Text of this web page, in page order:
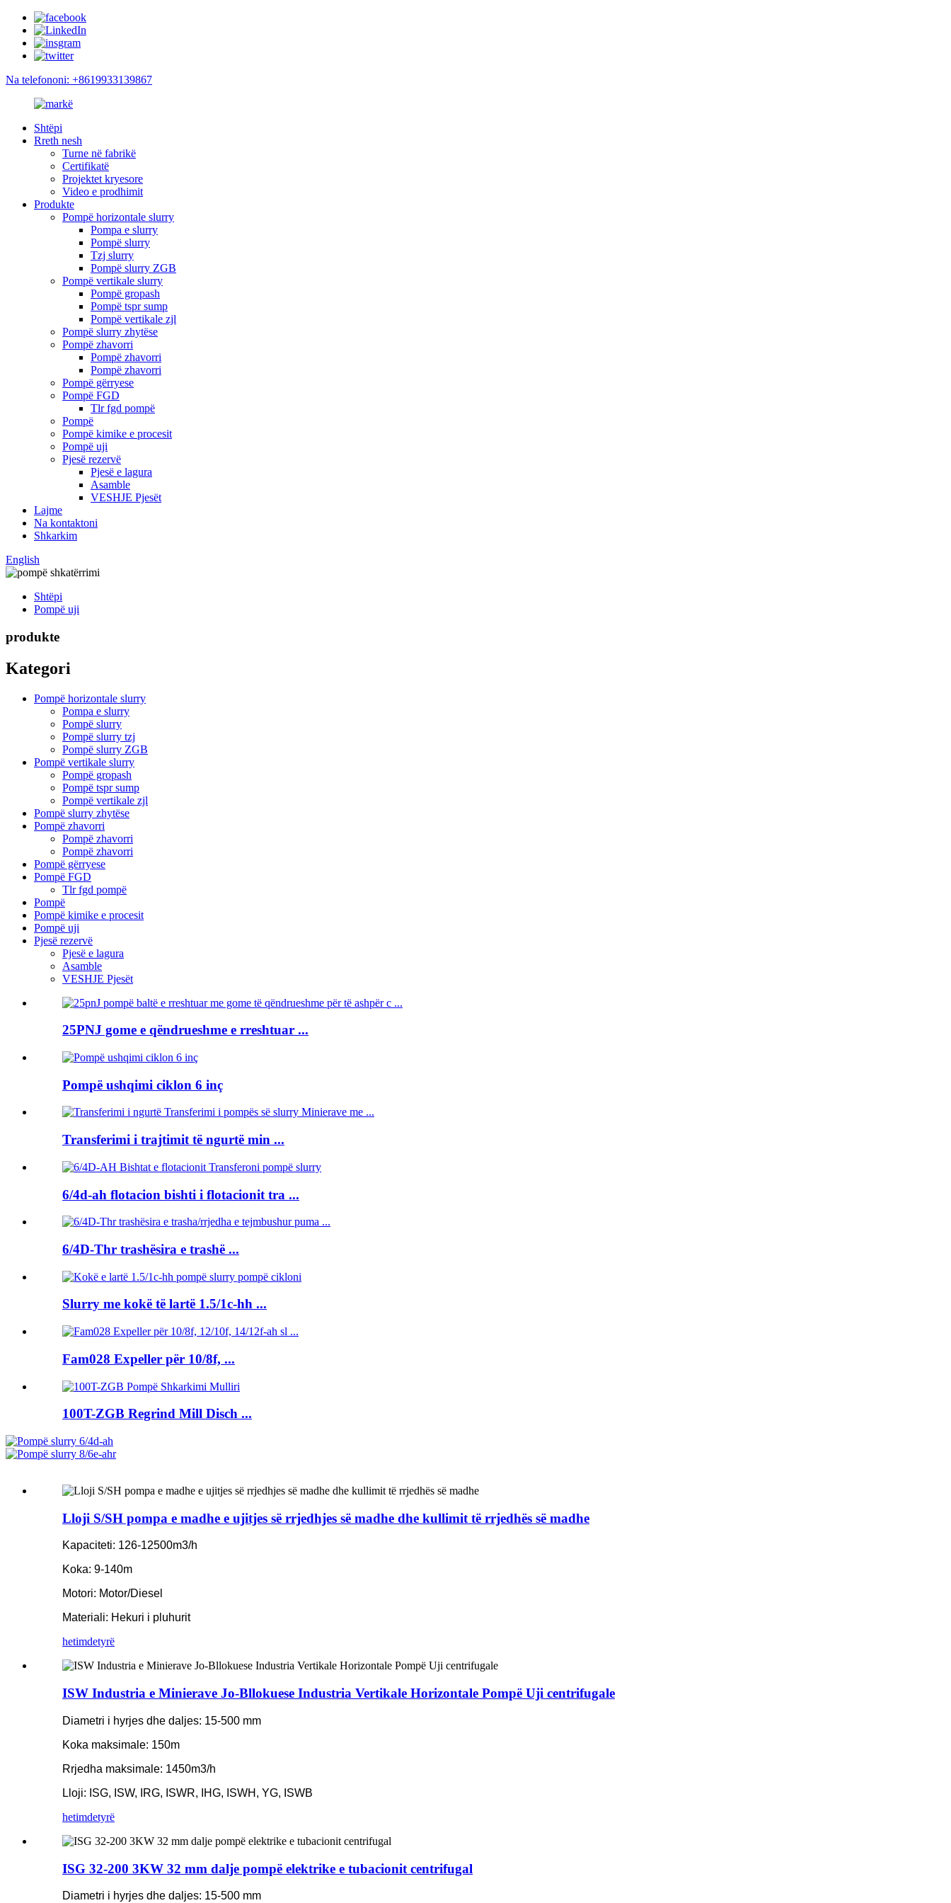
Na telefononi: +8619933139867
Shtëpi
Rreth nesh
Turne në fabrikë
Certifikatë
Projektet kryesore
Video e prodhimit
Produkte
Pompë horizontale slurry
Pompa e slurry
Pompë slurry
Tzj slurry
Pompë slurry ZGB
Pompë vertikale slurry
Pompë gropash
Pompë tspr sump
Pompë vertikale zjl
Pompë slurry zhytëse
Pompë zhavorri
Pompë zhavorri
Pompë zhavorri
Pompë gërryese
Pompë FGD
Tlr fgd pompë
Pompë
Pompë kimike e procesit
Pompë uji
Pjesë rezervë
Pjesë e lagura
Asamble
VESHJE Pjesët
Lajme
Na kontaktoni
Shkarkim
English
Shtëpi
Pompë uji
produkte
Kategori
Pompë horizontale slurry
Pompa e slurry
Pompë slurry
Pompë slurry tzj
Pompë slurry ZGB
Pompë vertikale slurry
Pompë gropash
Pompë tspr sump
Pompë vertikale zjl
Pompë slurry zhytëse
Pompë zhavorri
Pompë zhavorri
Pompë zhavorri
Pompë gërryese
Pompë FGD
Tlr fgd pompë
Pompë
Pompë kimike e procesit
Pompë uji
Pjesë rezervë
Pjesë e lagura
Asamble
VESHJE Pjesët
25PNJ gome e qëndrueshme e rreshtuar ...
Pompë ushqimi ciklon 6 inç
Transferimi i trajtimit të ngurtë min ...
6/4d-ah flotacion bishti i flotacionit tra ...
6/4D-Thr trashësira e trashë ...
Slurry me kokë të lartë 1.5/1c-hh ...
Fam028 Expeller për 10/8f, ...
100T-ZGB Regrind Mill Disch ...
Lloji S/SH pompa e madhe e ujitjes së rrjedhjes së madhe dhe kullimit të rrjedhës së madhe
Kapaciteti: 126-12500m3/h
Koka: 9-140m
Motori: Motor/Diesel
Materiali: Hekuri i pluhurit
hetimdetyrë
ISW Industria e Minierave Jo-Bllokuese Industria Vertikale Horizontale Pompë Uji centrifugale
Diametri i hyrjes dhe daljes: 15-500 mm
Koka maksimale: 150m
Rrjedha maksimale: 1450m3/h
Lloji: ISG, ISW, IRG, ISWR, IHG, ISWH, YG, ISWB
hetimdetyrë
ISG 32-200 3KW 32 mm dalje pompë elektrike e tubacionit centrifugal
Diametri i hyrjes dhe daljes: 15-500 mm